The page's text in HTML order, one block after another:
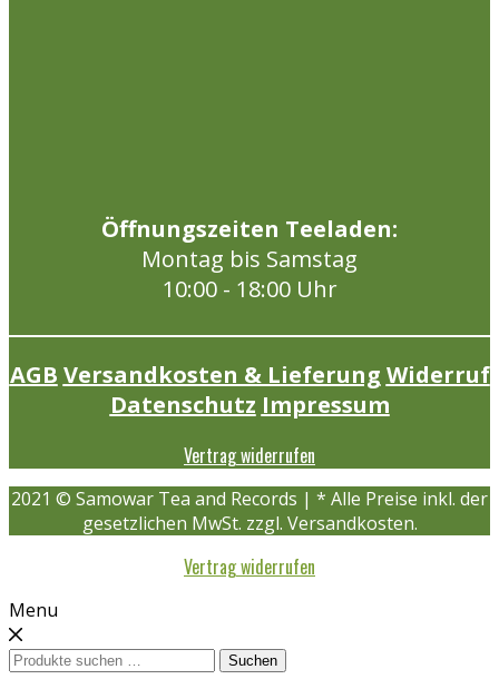
Öffnungszeiten Teeladen:
Montag bis Samstag
10:00 - 18:00 Uhr
AGB Versandkosten & Lieferung Widerruf
Datenschutz Impressum
Vertrag widerrufen
2021 © Samowar Tea and Records | * Alle Preise inkl. der
gesetzlichen MwSt. zzgl. Versandkosten.
Vertrag widerrufen
Menu
Suchen
Suchen